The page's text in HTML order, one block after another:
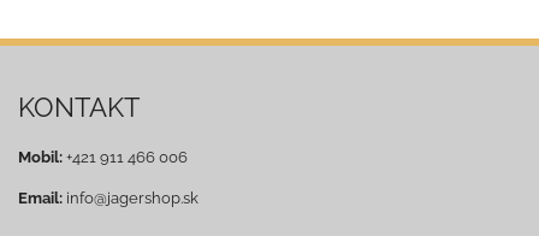
KONTAKT
Mobil: +421 911 466 006
Email: info@jagershop.sk